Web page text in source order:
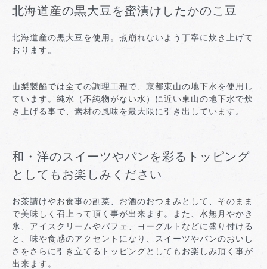
北海道産の黒大豆を蜜漬けしたかのこ豆
北海道産の黒大豆を使用。煮崩れないよう丁寧に炊き上げて
おります。
山梨製餡では全ての調理工程で、京都東山の地下水を使用し
ています。純水（不純物がない水）に近い東山の地下水で炊
き上げる事で、素材の風味を最大限に引き出しています。
和・洋のスイーツやパンを彩るトッピング
としてもお楽しみください
お茶請けやお食事の副菜、お酒のおつまみとして、そのまま
で美味しく召上って頂く事が出来ます。また、水無月やかき
氷、アイスクリームやパフェ、ヨーグルトなどに盛り付ける
と、味や食感のアクセントになり、スイーツやパンのおいし
さをさらに引き立てるトッピングとしてもお楽しみ頂く事が
出来ます。